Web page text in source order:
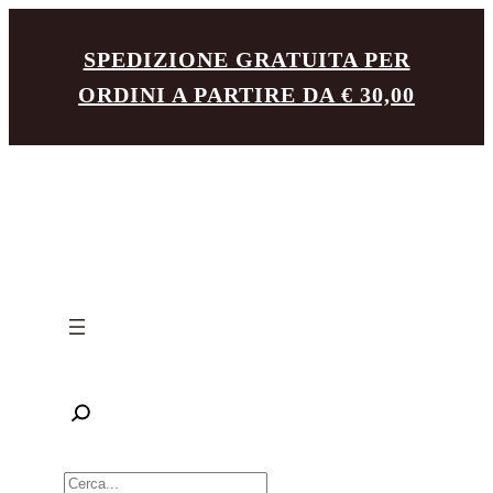
contenuto
SPEDIZIONE GRATUITA PER
ORDINI A PARTIRE DA € 30,00
R